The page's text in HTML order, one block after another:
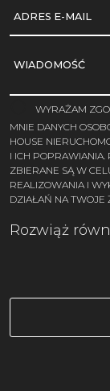
ADRES E-MAIL
WIADOMOŚĆ
WYRAŻAM
MNIE DANYCH
HOUSE
I ICH POPRAWIANIA.
ZBIERANE SĄ W
REALIZOWANIA I
DZIAŁAŃ NA TWOJE
Rozwiąż